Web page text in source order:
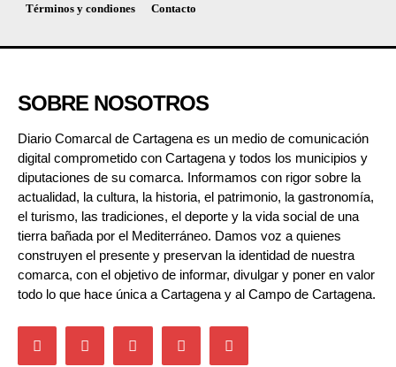
Términos y condiones Contacto
SOBRE NOSOTROS
Diario Comarcal de Cartagena es un medio de comunicación
digital comprometido con Cartagena y todos los municipios y
diputaciones de su comarca. Informamos con rigor sobre la
actualidad, la cultura, la historia, el patrimonio, la gastronomía,
el turismo, las tradiciones, el deporte y la vida social de una
tierra bañada por el Mediterráneo. Damos voz a quienes
construyen el presente y preservan la identidad de nuestra
comarca, con el objetivo de informar, divulgar y poner en valor
todo lo que hace única a Cartagena y al Campo de Cartagena.